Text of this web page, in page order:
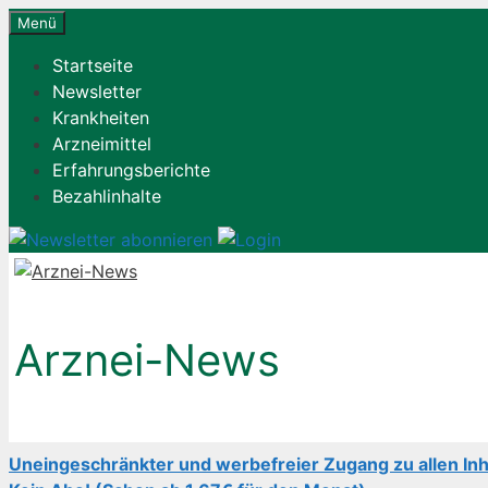
Zum
springen
Menü
Startseite
Newsletter
Krankheiten
Arzneimittel
Erfahrungsberichte
Bezahlinhalte
Arznei-News
Uneingeschränkter und werbefreier Zugang zu allen